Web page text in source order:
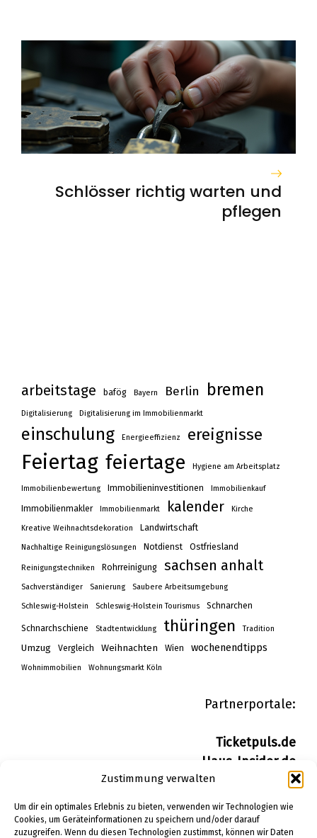
Zustimmung verwalten
Um dir ein optimales Erlebnis zu bieten, verwenden wir Technologien wie
Cookies, um Geräteinformationen zu speichern und/oder darauf
zuzugreifen. Wenn du diesen Technologien zustimmst, können wir Daten
Schlösser richtig warten und
pflegen
arbeitstage bafög Bayern Berlin bremen
Digitalisierung Digitalisierung im Immobilienmarkt
einschulung Energieeffizienz ereignisse
Feiertag feiertage Hygiene am Arbeitsplatz
Immobilienbewertung Immobilieninvestitionen Immobilienkauf
Immobilienmakler Immobilienmarkt kalender Kirche
Kreative Weihnachtsdekoration Landwirtschaft
Nachhaltige Reinigungslösungen Notdienst Ostfriesland
Reinigungstechniken Rohrreinigung sachsen anhalt
Sachverständiger Sanierung Saubere Arbeitsumgebung
Schleswig-Holstein Schleswig-Holstein Tourismus Schnarchen
Schnarchschiene Stadtentwicklung thüringen Tradition
Umzug Vergleich Weihnachten Wien wochenendtipps
Wohnimmobilien Wohnungsmarkt Köln
Partnerportale:
Ticketpuls.de
Haus-Insider.de
Wohn-Insider.de
Bau-Insider.de
IMPRESSUM